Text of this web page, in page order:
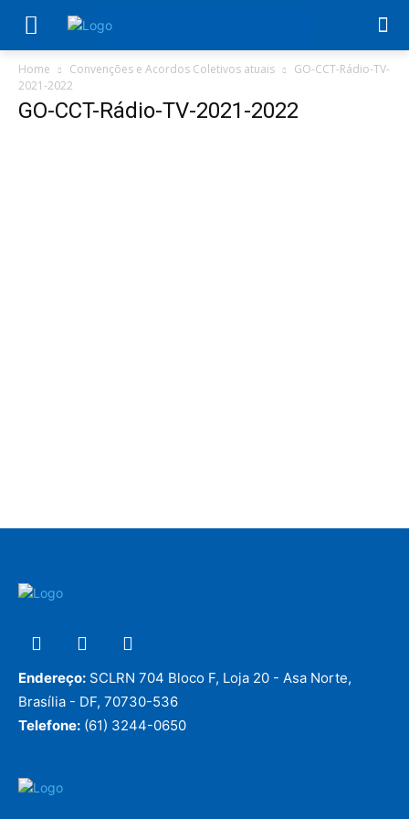
Home Convenções e Acordos Coletivos atuais
GO-CCT-Rádio-TV-
2021-2022
GO-CCT-Rádio-TV-2021-2022
Endereço: SCLRN 704 Bloco F, Loja 20 - Asa Norte,
Brasília - DF, 70730-536
Telefone: (61) 3244-0650